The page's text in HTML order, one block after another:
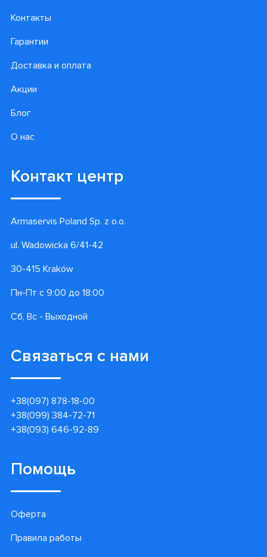
Контакты
Гарантии
Доставка и оплата
Акции
Блог
О нас
Контакт центр
Armaservis Poland Sp. z o.o.
ul. Wadowicka 6/41-42
30-415 Kraków
Пн-Пт с 9:00 до 18:00
Сб, Вс - Выходной
Связаться с нами
+38(097) 878-18-00
+38(099) 384-72-71
+38(093) 646-92-89
Помощь
Оферта
Правила работы